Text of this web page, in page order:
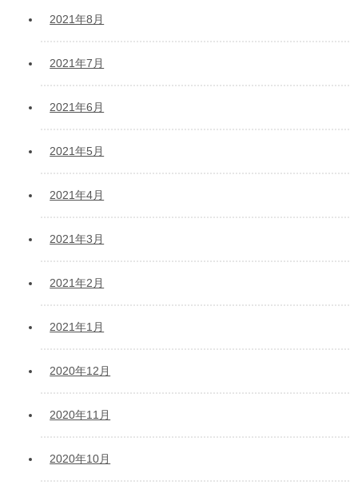
2021年8月
2021年7月
2021年6月
2021年5月
2021年4月
2021年3月
2021年2月
2021年1月
2020年12月
2020年11月
2020年10月